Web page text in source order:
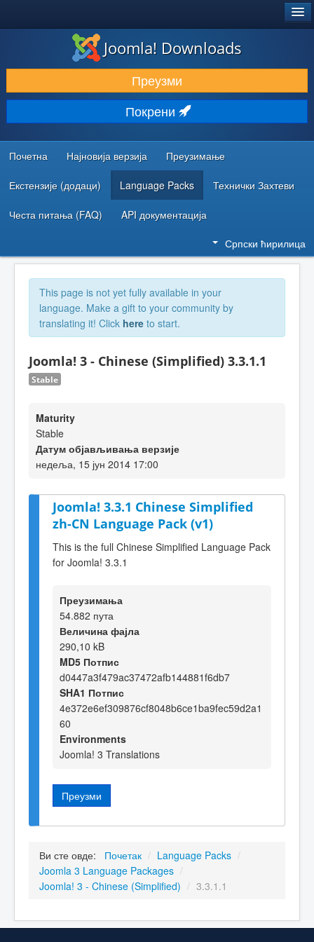
ПРЕУЗИМАЊЕ И ПРОШИРЕЊА (ЕКСТЕНЗИЈЕ)
ОТКРИЈТЕ И НАУЧИТЕ
ЗАЈЕДНИЦА И ПОДРШКА
РЕСУРСИ ЗА РАЗВОЈ
Joomla! Downloads
Преузми
Покрени
Почетна Најновија верзија Преузимање
Екстензије (додаци) Language Packs Технички Захтеви
Честа питања (FAQ) API документација
Српски ћирилица
This page is not yet fully available in your
language. Make a gift to your community by
translating it! Click here to start.
Joomla! 3 - Chinese (Simplified) 3.3.1.1
Stable
Maturity
Stable
Датум објављивања верзије
недеља, 15 јун 2014 17:00
Joomla! 3.3.1 Chinese Simplified
zh-CN Language Pack (v1)
This is the full Chinese Simplified Language Pack
for Joomla! 3.3.1
Преузимања
54.882 пута
Величина фајла
290,10 kB
MD5 Потпис
d0447a3f479ac37472afb144881f6db7
SHA1 Потпис
4e372e6ef309876cf8048b6ce1ba9fec59d2a1
60
Environments
Joomla! 3 Translations
Преузми
Ви сте овде: Почетак / Language Packs /
Joomla 3 Language Packages /
Joomla! 3 - Chinese (Simplified) / 3.3.1.1